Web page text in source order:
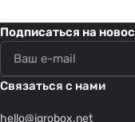
Подписаться на
Связаться с нами
hello@igrobox.net